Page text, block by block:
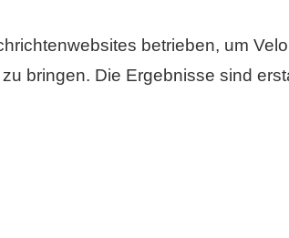
betrieben, um
bringen. Die Ergebnisse sind